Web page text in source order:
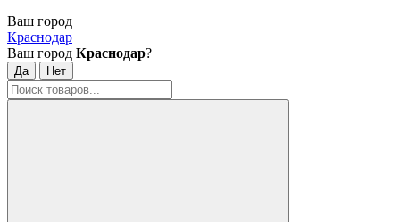
Ваш город
Краснодар
Ваш город Краснодар?